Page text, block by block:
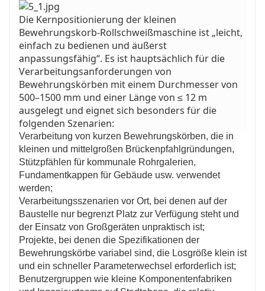
Die Kernpositionierung der kleinen
Bewehrungskorb-Rollschweißmaschine ist „leicht,
einfach zu bedienen und äußerst
anpassungsfähig“. Es ist hauptsächlich für die
Verarbeitungsanforderungen von
Bewehrungskörben mit einem Durchmesser von
500–1500 mm und einer Länge von ≤ 12 m
ausgelegt und eignet sich besonders für die
folgenden Szenarien:
Verarbeitung von kurzen Bewehrungskörben, die in
kleinen und mittelgroßen Brückenpfahlgründungen,
Stützpfählen für kommunale Rohrgalerien,
Fundamentkappen für Gebäude usw. verwendet
werden;
Verarbeitungsszenarien vor Ort, bei denen auf der
Baustelle nur begrenzt Platz zur Verfügung steht und
der Einsatz von Großgeräten unpraktisch ist;
Projekte, bei denen die Spezifikationen der
Bewehrungskörbe variabel sind, die Losgröße klein ist
und ein schneller Parameterwechsel erforderlich ist;
Benutzergruppen wie kleine Komponentenfabriken